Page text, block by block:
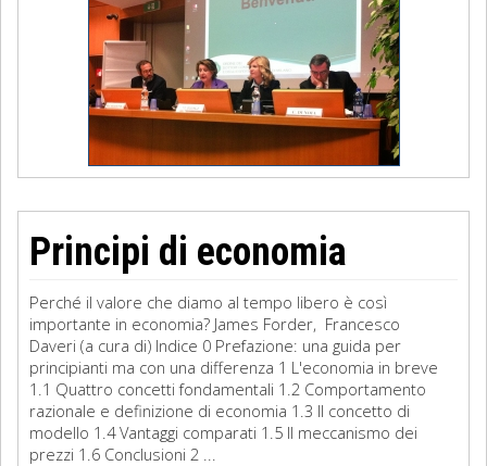
Principi di economia
Perché il valore che diamo al tempo libero è così
importante in economia? James Forder, Francesco
Daveri (a cura di) Indice 0 Prefazione: una guida per
principianti ma con una differenza 1 L'economia in breve
1.1 Quattro concetti fondamentali 1.2 Comportamento
razionale e definizione di economia 1.3 Il concetto di
modello 1.4 Vantaggi comparati 1.5 Il meccanismo dei
prezzi 1.6 Conclusioni 2 ...